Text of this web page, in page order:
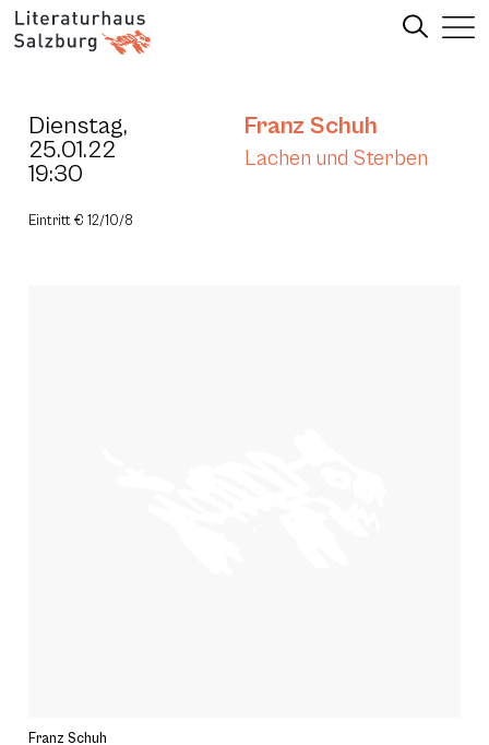
Dienstag,
25.01.22
19:30
Franz Schuh
Lachen und Sterben
Eintritt € 12/10/8
Franz Schuh